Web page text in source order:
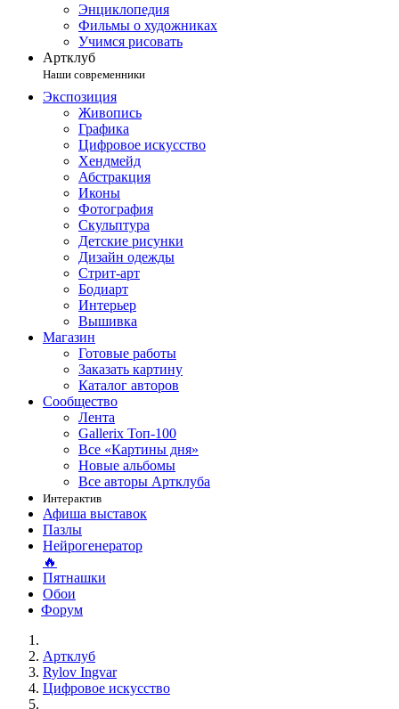
Энциклопедия
Фильмы о художниках
Учимся рисовать
Артклуб
Наши современники
Экспозиция
Живопись
Графика
Цифровое искусство
Хендмейд
Абстракция
Иконы
Фотография
Скульптура
Детские рисунки
Дизайн одежды
Стрит-арт
Бодиарт
Интерьер
Вышивка
Магазин
Готовые работы
Заказать картину
Каталог авторов
Сообщество
Лента
Gallerix Топ-100
Все «Картины дня»
Новые альбомы
Все авторы Артклуба
Интерактив
Афиша выставок
Пазлы
Нейрогенератор
🔥
Пятнашки
Обои
Форум
Артклуб
Rylov Ingvar
Цифровое искусство